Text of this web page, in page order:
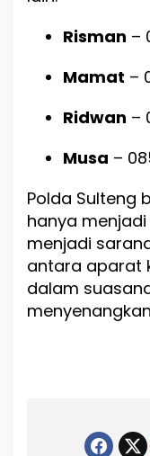
Risman –
Mamat –
Ridwan –
Musa –
Polda Sulteng
hanya
menjadi
antara aparat
dalam